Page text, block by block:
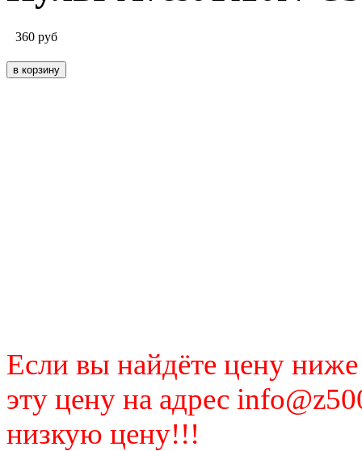
360 руб
Если вы найдёте цену
эту цену на адрес
низкую цену!!!